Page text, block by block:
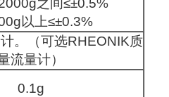
以上≤±0.3%
。（可选RHEONIK质
流量计）
0.1g